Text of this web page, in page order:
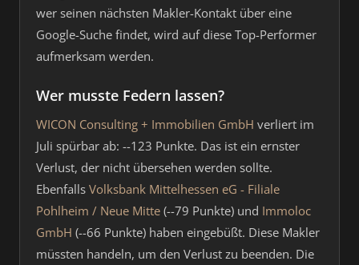
wer seinen nächsten Makler-Kontakt über eine
Google-Suche findet, wird auf diese Top-Performer
aufmerksam werden.
Wer musste Federn lassen?
WICON Consulting + Immobilien GmbH verliert im
Juli spürbar ab: --123 Punkte. Das ist ein ernster
Verlust, der nicht übersehen werden sollte.
Ebenfalls Volksbank Mittelhessen eG - Filiale
Pohlheim / Neue Mitte (--79 Punkte) und Immoloc
GmbH (--66 Punkte) haben eingebüßt. Diese Makler
müssten handeln, um den Verlust zu beenden. Die